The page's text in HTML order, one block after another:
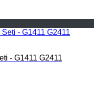
- G1411 G2411